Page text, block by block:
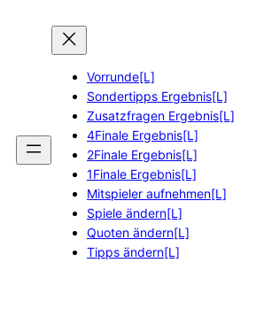
Vorrunde[L]
Sondertipps Ergebnis[L]
Zusatzfragen Ergebnis[L]
4Finale Ergebnis[L]
2Finale Ergebnis[L]
1Finale Ergebnis[L]
Mitspieler aufnehmen[L]
Spiele ändern[L]
Quoten ändern[L]
Tipps ändern[L]